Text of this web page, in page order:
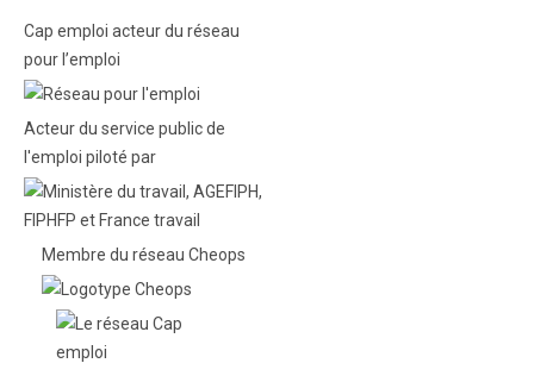
Cap emploi acteur du réseau
pour l’emploi
Acteur du service public de
l'emploi piloté par
Membre du réseau Cheops